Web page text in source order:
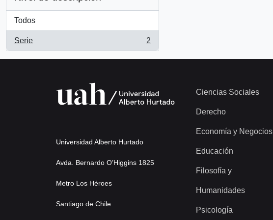
Todos
Serie
, 2 resultados
2
Universidad Alberto Hurtado
Avda. Bernardo O’Higgins 1825
Metro Los Héroes
Santiago de Chile
Ciencias Sociales
Derecho
Economía y Negocios
Educación
Filosofía y
Humanidades
Psicología